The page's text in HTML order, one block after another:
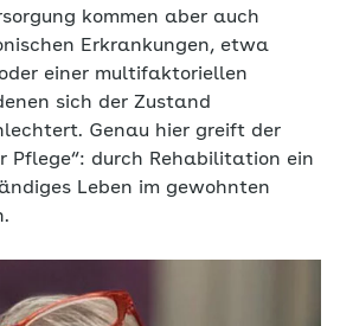
kommen aber auch
Erkrankungen, etwa
einer multifaktoriellen
sich der Zustand
Genau hier greift der
Pflege“: durch Rehabilitation ein
Leben im gewohnten